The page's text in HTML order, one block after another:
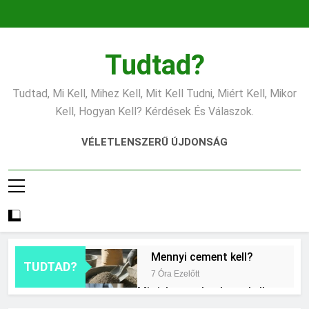
Tudtad?
Tudtad, Mi Kell, Mihez Kell, Mit Kell Tudni, Miért Kell, Mikor
Kell, Hogyan Kell? Kérdések És Válaszok.
VÉLETLENSZERŰ ÚJDONSÁG
TUDTAD?
Mennyi cement kell?
7 Óra Ezelőtt
Mit jelent a thm hogy kell